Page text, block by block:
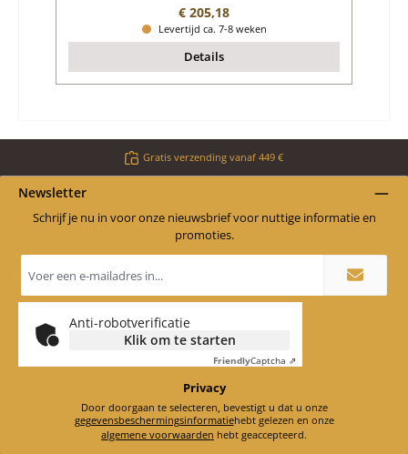
Normale prijs:
€ 205,18
Levertijd ca. 7-8 weken
Details
Gratis verzending vanaf 449 €
Newsletter
Schrijf je nu in voor onze nieuwsbrief voor nuttige informatie en
promoties.
mailadres
*
Anti-robotverificatie
Klik om te starten
FriendlyCaptcha ⇗
Privacy
Door doorgaan te selecteren, bevestigt u dat u onze
gegevensbeschermingsinformatie
hebt gelezen en onze
algemene voorwaarden hebt geaccepteerd.